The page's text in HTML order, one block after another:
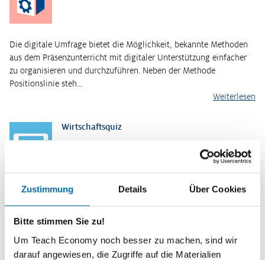
Zustimmung Details Über Cookies
Bitte stimmen Sie zu!
Um Teach Economy noch besser zu machen, sind wir
darauf angewiesen, die Zugriffe auf die Materialien
Die digitale Umfrage bietet die Möglichkeit, bekannte Methoden
aus dem Präsenzunterricht mit digitaler Unterstützung einfacher
zu organisieren und durchzuführen. Neben der Methode
Positionslinie steh…
Weiterlesen
Wirtschaftsquiz
Mit dem Teach Economy Wirtschaftsquiz können Sie das Wissen
selbst, sondern treten…
Weiterlesen
Kurzinformationen